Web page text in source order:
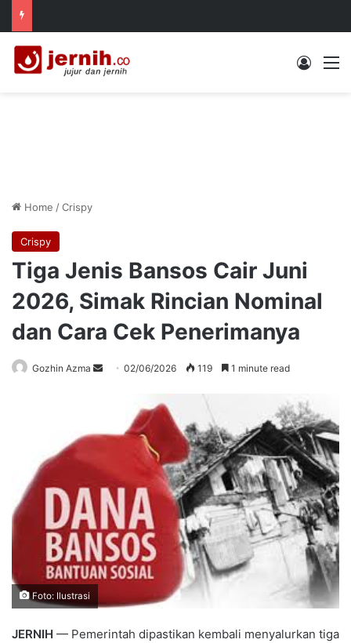
Log In
Home /Crispy
Crispy
Tiga Jenis Bansos Cair Juni
2026, Simak Rincian Nominal
dan Cara Cek Penerimanya
Gozhin Azma
Send02/06/2026 119 1 minute read
Foto: Ilustrasi
JERNIH — Pemerintah dipastikan kembali menyalurkan tiga